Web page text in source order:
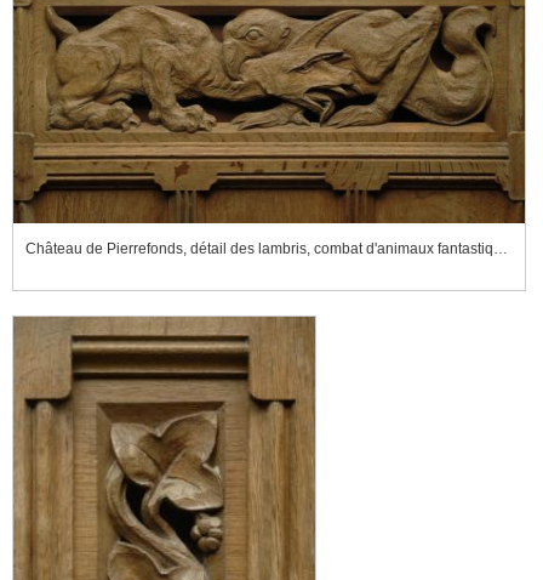
Château de Pierrefonds, détail des lambris, combat d'animaux fantastiques